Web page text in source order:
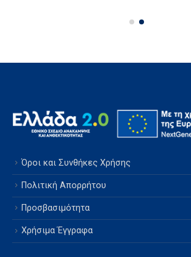
Όροι και Συνθήκες Χρήσης
Πολιτική Απορρήτου
Προσβασιμότητα
Χρήσιμα Έγγραφα